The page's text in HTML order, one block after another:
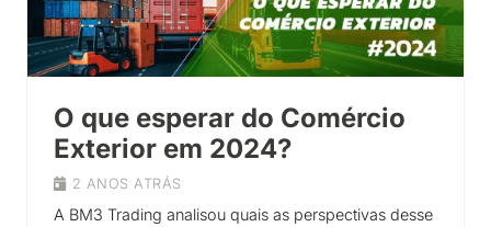
O que esperar do Comércio
Exterior em 2024?
2 ANOS ATRÁS
A BM3 Trading analisou quais as perspectivas desse